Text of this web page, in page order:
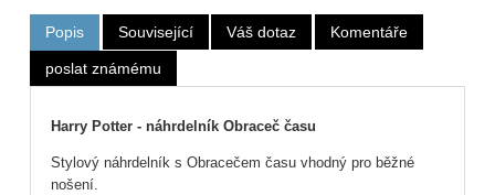
Popis Související Váš dotaz Komentáře
poslat známému
Harry Potter - náhrdelník Obraceč času
Stylový náhrdelník s Obracečem času vhodný pro běžné
nošení.